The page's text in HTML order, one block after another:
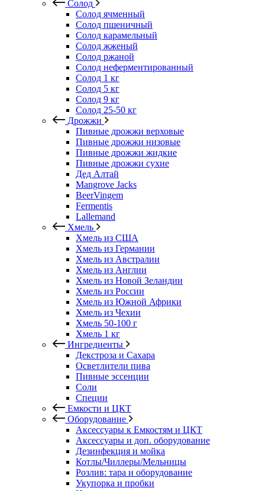
Солод
Солод ячменный
Солод пшеничный
Солод карамельный
Солод жженый
Солод ржаной
Солод неферментированный
Солод 1 кг
Солод 5 кг
Солод 9 кг
Солод 25-50 кг
Дрожжи
Пивные дрожжи верховые
Пивные дрожжи низовые
Пивные дрожжи жидкие
Пивные дрожжи сухие
Дед Алтай
Mangrove Jacks
BeerVingem
Fermentis
Lallemand
Хмель
Хмель из США
Хмель из Германии
Хмель из Австралии
Хмель из Англии
Хмель из Новой Зеландии
Хмель из России
Хмель из Южной Африки
Хмель из Чехии
Хмель 50-100 г
Хмель 1 кг
Ингредиенты
Декстроза и Сахара
Осветлители пива
Пивные эссенции
Соли
Специи
Емкости и ЦКТ
Оборудование
Аксессуары к Емкостям и ЦКТ
Аксессуары и доп. оборудование
Дезинфекция и мойка
Котлы/Чиллеры/Мельницы
Розлив: тара и оборудование
Укупорка и пробки